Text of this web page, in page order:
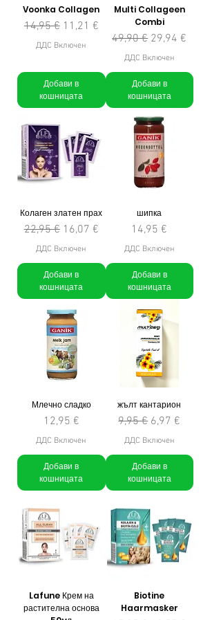
Voonka Collagen
Редовна цена
14,95 € Продажна цена
11,21 €
ДДС Включен
Добави в
кошницата
Multi Collageen
Combi
Редовна цена
49,90 € Продажна цена
29,94 €
ДДС Включен
Добави в
кошницата
Колаген златен прах
Редовна цена
22,95 € Продажна цена
16,07 €
ДДС Включен
Добави в
кошницата
шипка
Цена
14,95 €
ДДС Включен
Добави в
кошницата
Млечно сладко
Цена
12,95 €
ДДС Включен
Добави в
кошницата
жълт кантарион
Редовна цена
9,95 € Продажна цена
6,97 €
ДДС Включен
Добави в
кошницата
Lafune Крем на
растителна основа
Biotine
Haarmasker